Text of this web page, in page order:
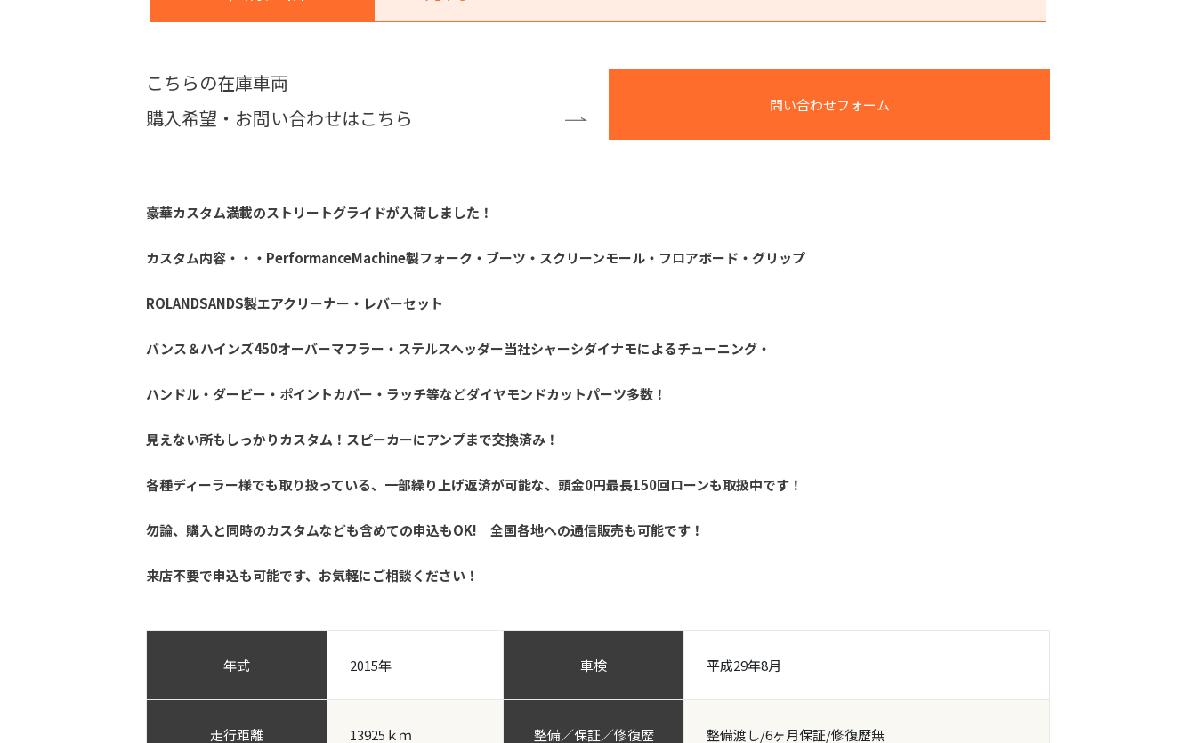
こちらの在庫車両
購入希望・お問い合わせはこちら
問い合わせフォーム
豪華カスタム満載のストリートグライドが入荷しました！
カスタム内容・・・PerformanceMachine製フォーク・ブーツ・スクリーンモール・フロアボード・グリップ
ROLANDSANDS製エアクリーナー・レバーセット
バンス＆ハインズ450オーバーマフラー・ステルスヘッダー当社シャーシダイナモによるチューニング・
ハンドル・ダービー・ポイントカバー・ラッチ等などダイヤモンドカットパーツ多数！
見えない所もしっかりカスタム！スピーカーにアンプまで交換済み！
各種ディーラー様でも取り扱っている、一部繰り上げ返済が可能な、頭金0円最長150回ローンも取扱中です！
勿論、購入と同時のカスタムなども含めての申込もOK! 全国各地への通信販売も可能です！
来店不要で申込も可能です、お気軽にご相談ください！
年式 2015年 車検 平成29年8月
走行距離 13925ｋｍ 整備／保証／修復歴 整備渡し/6ヶ月保証/修復歴無